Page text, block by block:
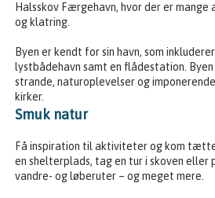
Halsskov Færgehavn, hvor der er
og klatring.
Byen er kendt for sin havn, som
lystbådehavn samt en flådestation. Byen
strande, naturoplevelser og
kirker.
Smuk natur
Få inspiration til aktiviteter og kom
en shelterplads, tag en tur i skoven eller
vandre- og løberuter – og meget mere.